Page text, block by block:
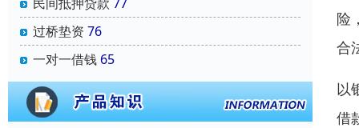
过桥垫资 76
一对一借钱 65
险
合
以
借